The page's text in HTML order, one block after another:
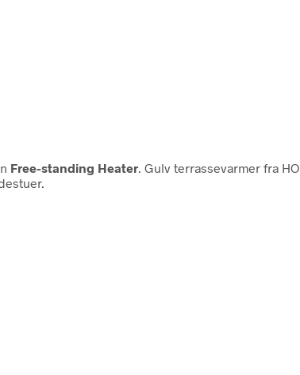
Free-standing Heater . Gulv terrassevarmer fra